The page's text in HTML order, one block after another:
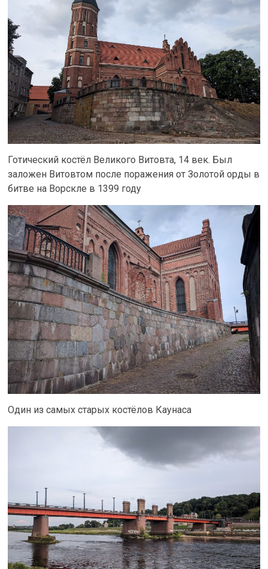
Готический костёл Великого Витовта, 14 век. Был
заложен Витовтом после поражения от Золотой орды в
битве на Ворскле в 1399 году
Один из самых старых костёлов Каунаса